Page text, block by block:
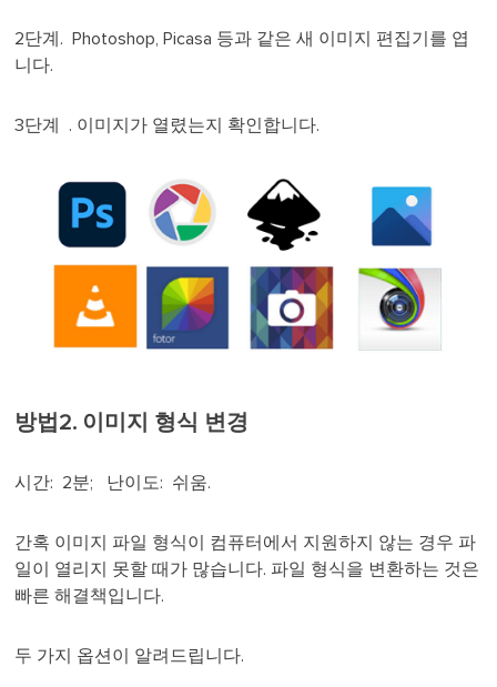
2단계. Photoshop, Picasa 등과 같은 새 이미지 편집기를 엽
니다.
3단계 . 이미지가 열렸는지 확인합니다.
방법2. 이미지 형식 변경
시간: 2분; 난이도: 쉬움.
간혹 이미지 파일 형식이 컴퓨터에서 지원하지 않는 경우 파
일이 열리지 못할 때가 많습니다. 파일 형식을 변환하는 것은
빠른 해결책입니다.
두 가지 옵션이 알려드립니다.